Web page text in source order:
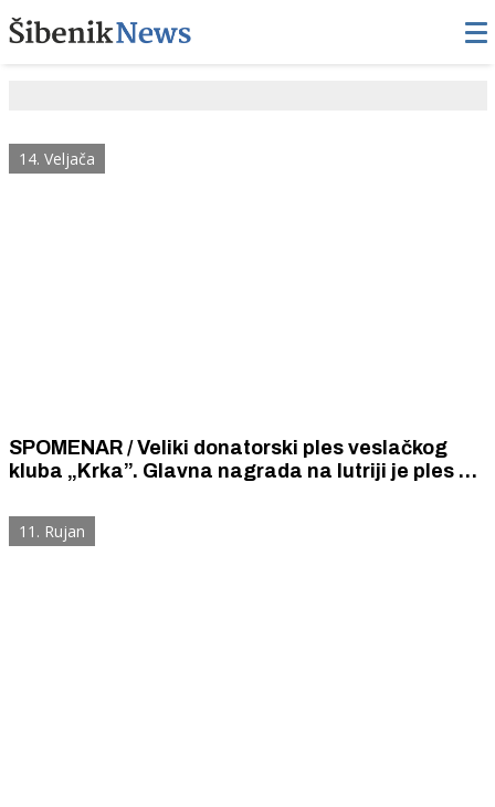
14. Veljača
SPOMENAR / Veliki donatorski ples veslačkog
kluba „Krka”. Glavna nagrada na lutriji je ples s
gospođicom Dulibić.
11. Rujan